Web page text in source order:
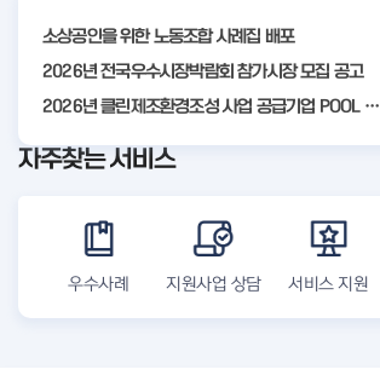
4
소상공인을 위한 노동조합 사례집 배포
2026년 전국우수시장박람회 참가시장 모집 공고
2026년 클린제조환경조성 사업 공급기업 POOL 안내
자주찾는 서비스
우수사례 지원사업 상담 서비스 지원